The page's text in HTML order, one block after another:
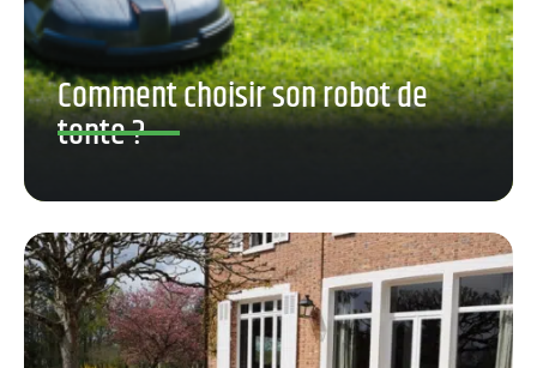
Comment choisir son robot de
tonte ?